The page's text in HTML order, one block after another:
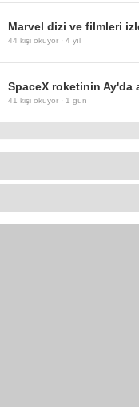
Marvel dizi ve filmleri
44 kişi okuyor · 4 yıl
SpaceX roketinin Ay'da
41 kişi okuyor · 1 gün